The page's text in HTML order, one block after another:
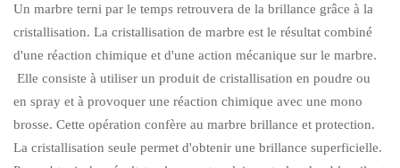
Un marbre terni par le temps retrouvera de la brillance grâce à la
cristallisation. La cristallisation de marbre est le résultat combiné
d'une réaction chimique et d'une action mécanique sur le marbre.
Elle consiste à utiliser un produit de cristallisation en poudre ou
en spray et à provoquer une réaction chimique avec une mono
brosse. Cette opération confère au marbre brillance et protection.
La cristallisation seule permet d'obtenir une brillance superficielle.